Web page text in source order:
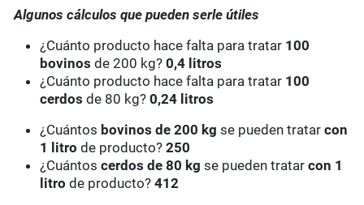
Algunos cálculos que pueden serle útiles
¿Cuánto producto hace falta para tratar 100
bovinosde 200 kg?0,4 litros
¿Cuánto producto hace falta para tratar 100
cerdosde 80 kg?0,24 litros
¿Cuántos bovinos de 200 kg se pueden tratarcon
1 litro de producto?250
¿Cuántoscerdos de 80 kg se pueden tratarcon 1
litro de producto?412